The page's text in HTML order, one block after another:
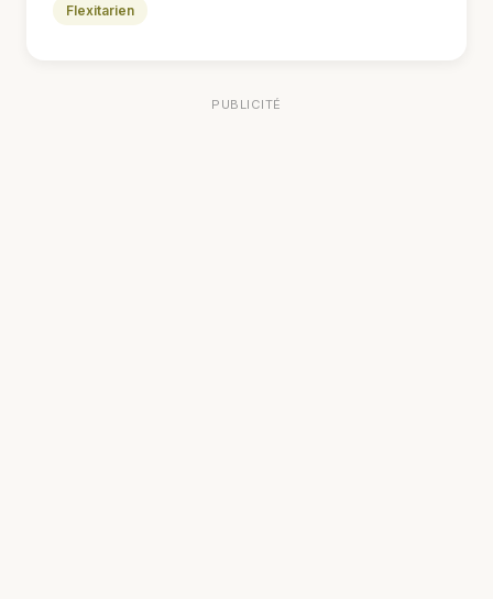
Flexitarien
PUBLICITÉ